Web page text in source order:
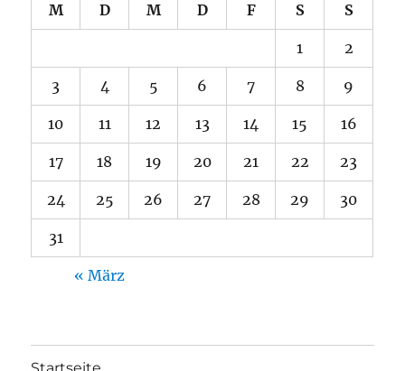
M D M D F S S
1 2
3 4 5 6 7 8 9
10 11 12 13 14 15 16
17 18 19 20 21 22 23
24 25 26 27 28 29 30
31
« März
Startseite